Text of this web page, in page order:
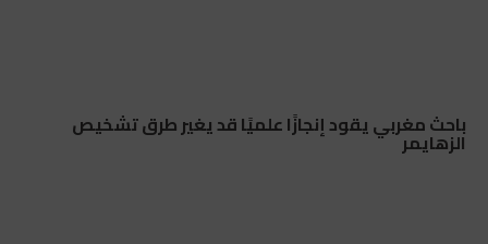
باحث مغربي يقود إنجازًا علميًا قد يغير طرق تشخيص
الزهايمر